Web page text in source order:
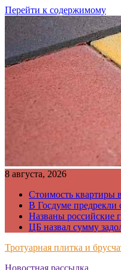
Перейти к содержимому
8 августа, 2026
Стоимость квартиры
В Госдуме предрекли
Названы российские
ЦБ назвал сумму
Тротуарная плитка и
Новостная рассылка